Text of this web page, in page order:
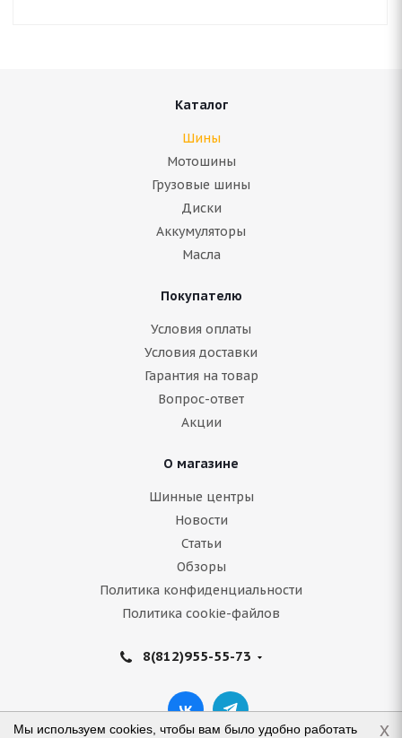
Каталог
Шины
Мотошины
Грузовые шины
Диски
Аккумуляторы
Масла
Покупателю
Условия оплаты
Условия доставки
Гарантия на товар
Вопрос-ответ
Акции
О магазине
Шинные центры
Новости
Статьи
Обзоры
Политика конфиденциальности
Политика cookie-файлов
8(812)955-55-73
Мы используем cookies, чтобы вам было удобно работать x